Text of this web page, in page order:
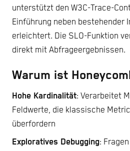
unterstützt den W3C-Trace-
Einführung neben bestehender
erleichtert. Die SLO-Funktion
direkt mit Abfrageergebnissen.
Warum ist
Hohe Kardinalität: Verarbeitet
Feldwerte, die klassische
überfordern
Exploratives Debugging: